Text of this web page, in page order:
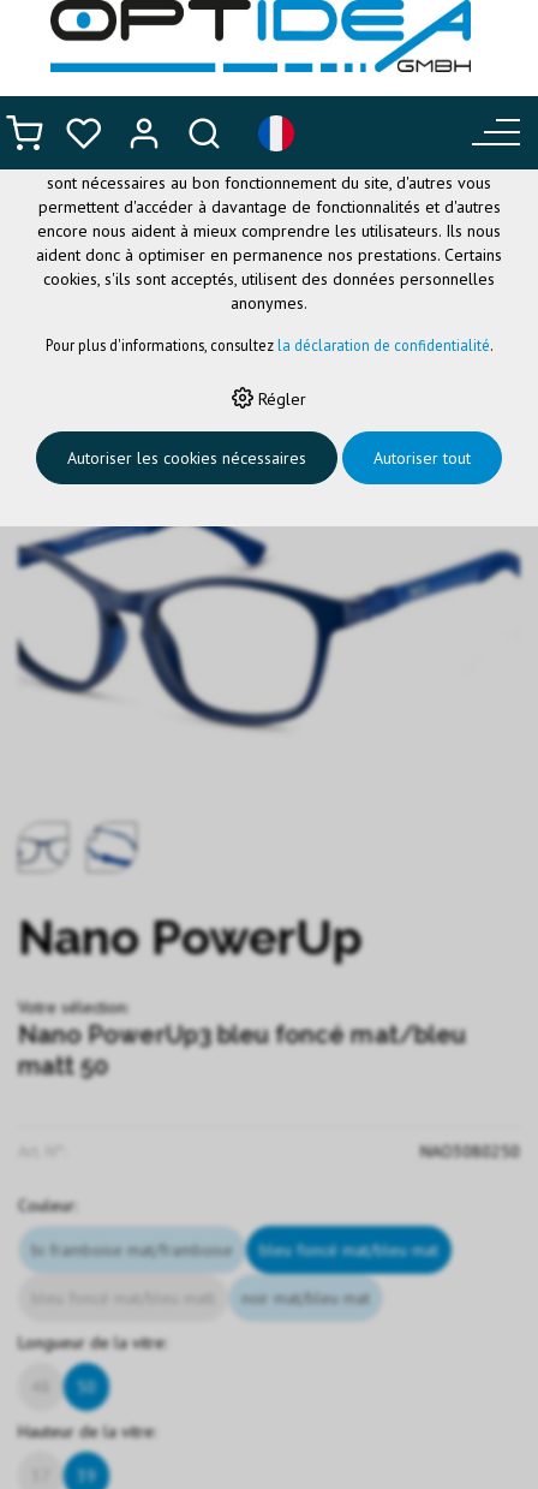
BLEU FONCÉ MAT/BLEU MATT 50
Nano PowerUp
Votre sélection:
Nano PowerUp3 bleu foncé mat/bleu
matt 50
NAO3080250
Couleur:
bi framboise mat/framboise bleu foncé mat/bleu mat
noir mat/bleu mat
Longueur de la vitre:
50
Hauteur de la vitre:
39
CE SITE UTILISE DES COOKIES
Nous utilisons différents cookies sur notre site web : certains
sont nécessaires au bon fonctionnement du site, d'autres vous
permettent d'accéder à davantage de fonctionnalités et d'autres
encore nous aident à mieux comprendre les utilisateurs. Ils nous
aident donc à optimiser en permanence nos prestations. Certains
cookies, s'ils sont acceptés, utilisent des données personnelles
anonymes.
Pour plus d'informations, consultezla déclaration de confidentialité.
Régler
Autoriser les cookies nécessaires Autoriser tout